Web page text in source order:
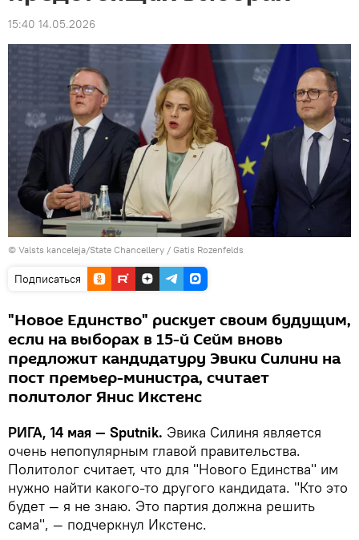
15:40 14.05.2026
© Valsts kanceleja/State Chancellery / Gatis Rozenfelds
Подписаться
"Новое Единство" рискует своим будущим,
если на выборах в 15-й Сейм вновь
предложит кандидатуру Эвики Силини на
пост премьер-министра, считает
политолог Янис Икстенс
РИГА, 14 мая — Sputnik. Эвика Силиня является
очень непопулярным главой правительства.
Политолог считает, что для "Нового Единства" им
нужно найти какого-то другого кандидата. "Кто это
будет — я не знаю. Это партия должна решить
сама", — подчеркнул Икстенс.